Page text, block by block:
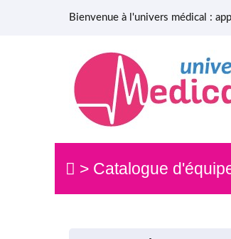
Bienvenue à l'univers médical :
> Catalogue